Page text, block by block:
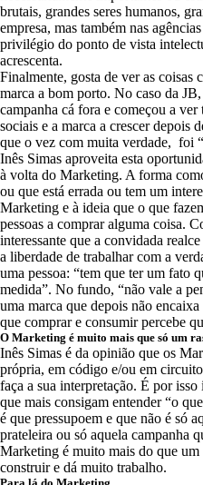
brutais, grandes seres humanos,
empresa, mas também nas
privilégio do ponto de vista
acrescenta.
Finalmente, gosta de ver as coisas
marca a bom porto. No caso da
campanha cá fora e começou a
sociais e a marca a crescer depois
que o vez com muita verdade, foi
Inês Simas aproveita esta
à volta do Marketing. A forma
ou que está errada ou tem um
Marketing e à ideia que o que
pessoas a comprar alguma coisa.
interessante que a convidada
a liberdade de trabalhar com a
uma pessoa: “tem que ter um fato
medida”. No fundo, “não vale a
uma marca que depois não
que comprar e consumir percebe
O Marketing é muito mais que só um
Inês Simas é da opinião que os
própria, em código e/ou em
faça a sua interpretação. É por
que mais consigam entender “o
é que pressupoem e que não é só
prateleira ou só aquela campanha
Marketing é muito mais do que
construir e dá muito trabalho.